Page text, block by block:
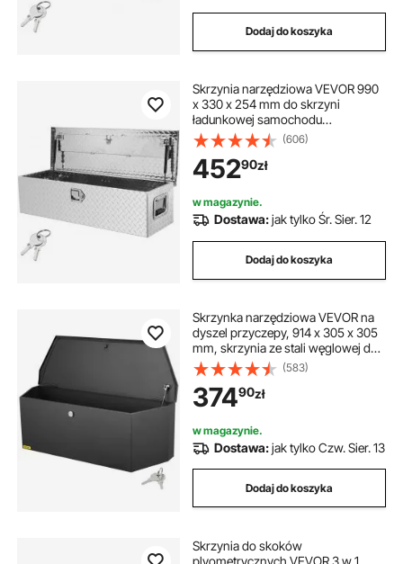
Dodaj do koszyka
Skrzynia narzędziowa VEVOR 990
x 330 x 254 mm do skrzyni
ładunkowej samochodu
ciężarowego, zamykana,
pojemność 83 l, skrzynia
narzędziowa, udźwig 39 kg,
organizer do skrzynek
narzędziowych do kamperów,
samochodów osobowych itp.
(606)
45290zł
w magazynie.
Dostawa:jak tylko Śr. Sier. 12
Dodaj do koszyka
Skrzynka narzędziowa VEVOR na
dyszel przyczepy, 914 x 305 x 305
mm, skrzynia ze stali węglowej do
przechowywania przyczepy z
zamkiem i kluczykami, uniwersalna
skrzynia narzędziowa na dyszel
przyczepy do pojazdów
rekreacyjnych itp.
(583)
37490zł
w magazynie.
Dostawa:jak tylko Czw. Sier. 13
Dodaj do koszyka
Skrzynia do skoków
plyometrycznych VEVOR 3 w 1,